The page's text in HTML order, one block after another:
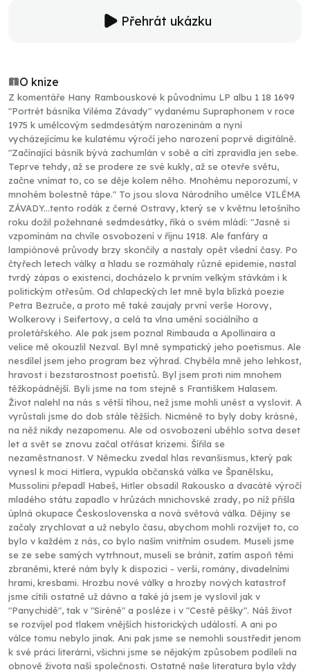
Přehrát ukázku
O knize
Z komentáře Hany Rambouskové k původnímu LP albu 1 18 1699
"Portrét básníka Viléma Závady" vydanému Supraphonem v roce
1975 k umělcovým sedmdesátým narozeninám a nyní
vycházejícímu ke kulatému výročí jeho narození poprvé digitálně.
"Začínající básník bývá zachumlán v sobě a cítí zpravidla jen sebe.
Teprve tehdy, až se prodere ze své kukly, až se otevře světu,
začne vnímat to, co se děje kolem něho. Mnohému neporozumí, v
mnohém bolestně tápe." To jsou slova Národního umělce VILÉMA
ZÁVADY...tento rodák z černé Ostravy, který se v květnu letošního
roku dožil požehnané sedmdesátky, říká o svém mládí: "Jasně si
vzpomínám na chvíle osvobození v říjnu 1918. Ale fanfáry a
lampiónové průvody brzy skončily a nastaly opět všední časy. Po
čtyřech letech války a hladu se rozmáhaly různé epidemie, nastal
tvrdý zápas o existenci, docházelo k prvním velkým stávkám i k
politickým otřesům. Od chlapeckých let mně byla blízká poezie
Petra Bezruče, a proto mě také zaujaly první verše Horovy,
Wolkerovy i Seifertovy, a celá ta vlna umění sociálního a
proletářského. Ale pak jsem poznal Rimbauda a Apollinaira a
velice mě okouzlil Nezval. Byl mně sympatický jeho poetismus. Ale
nesdílel jsem jeho program bez výhrad. Chyběla mně jeho lehkost,
hravost i bezstarostnost poetistů. Byl jsem proti nim mnohem
těžkopádnější. Byli jsme na tom stejně s Františkem Halasem.
Život nalehl na nás s větší tíhou, než jsme mohli unést a vyslovit. A
vyrůstali jsme do dob stále těžších. Nicméně to byly doby krásné,
na něž nikdy nezapomenu. Ale od osvobození uběhlo sotva deset
let a svět se znovu začal otřásat krizemi. Šířila se
nezaměstnanost. V Německu zvedal hlas revanšismus, který pak
vynesl k moci Hitlera, vypukla občanská válka ve Španělsku,
Mussolini přepadl Habeš, Hitler obsadil Rakousko a dvacáté výročí
mladého státu zapadlo v hrůzách mnichovské zrady, po níž přišla
úplná okupace Československa a nová světová válka. Dějiny se
začaly zrychlovat a už nebylo času, abychom mohli rozvíjet to, co
bylo v každém z nás, co bylo naším vnitřním osudem. Museli jsme
se ze sebe samých vytrhnout, museli se bránit, zatím aspoň těmi
zbraněmi, které nám byly k dispozici - verši, romány, divadelními
hrami, kresbami. Hrozbu nové války a hrozby nových katastrof
jsme cítili ostatně už dávno a také já jsem je vyslovil jak v
"Panychidě", tak v "Siréně" a posléze i v "Cestě pěšky". Náš život
se rozvíjel pod tlakem vnějších historických událostí. A ani po
válce tomu nebylo jinak. Ani pak jsme se nemohli soustředit jenom
k své práci literární, všichni jsme se nějakým způsobem podíleli na
obnově života naší společnosti. Ostatně naše literatura byla vždy